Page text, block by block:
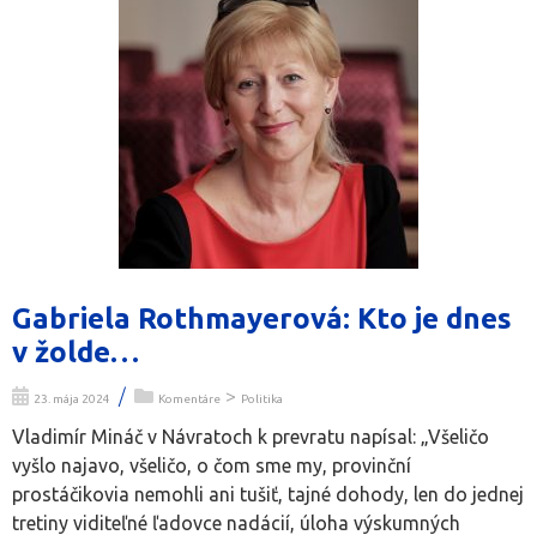
Gabriela Rothmayerová: Kto je dnes
v žolde…
23. mája 2024 / Komentáre > Politika
Vladimír Mináč v Návratoch k prevratu napísal: „Všeličo
vyšlo najavo, všeličo, o čom sme my, provinční
prostáčikovia nemohli ani tušiť, tajné dohody, len do jednej
tretiny viditeľné ľadovce nadácií, úloha výskumných